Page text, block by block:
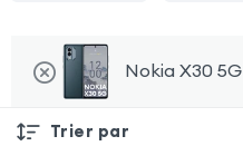
Nokia X30 5G
Trier par